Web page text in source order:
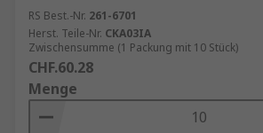
RS Best.-Nr. 261-6701
Herst. Teile-Nr. CKA03IA
Zwischensumme (1 Packung mit 10 Stück)
CHF.60.28
Menge